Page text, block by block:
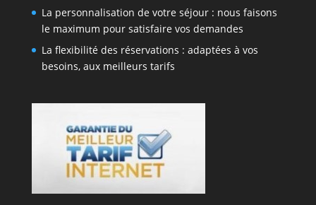
La personnalisation de votre séjour : nous faisons
le maximum pour satisfaire vos demandes
La flexibilité des réservations : adaptées à vos
besoins, aux meilleurs tarifs